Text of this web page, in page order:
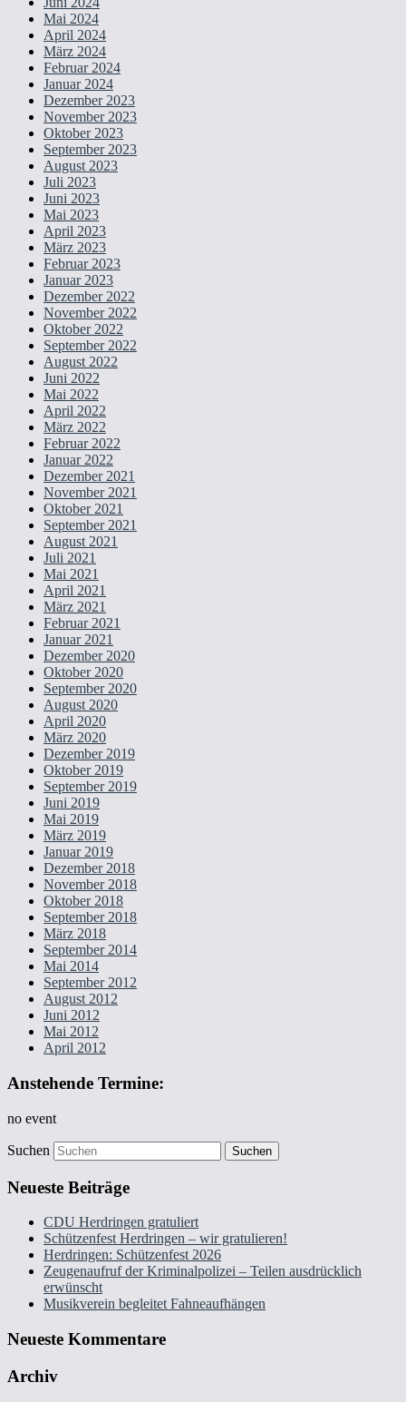
Mai 2024
April 2024
März 2024
Februar 2024
Januar 2024
Dezember 2023
November 2023
Oktober 2023
September 2023
August 2023
Juli 2023
Juni 2023
Mai 2023
April 2023
März 2023
Februar 2023
Januar 2023
Dezember 2022
November 2022
Oktober 2022
September 2022
August 2022
Juni 2022
Mai 2022
April 2022
März 2022
Februar 2022
Januar 2022
Dezember 2021
November 2021
Oktober 2021
September 2021
August 2021
Juli 2021
Mai 2021
April 2021
März 2021
Februar 2021
Januar 2021
Dezember 2020
Oktober 2020
September 2020
August 2020
April 2020
März 2020
Dezember 2019
Oktober 2019
September 2019
Juni 2019
Mai 2019
März 2019
Januar 2019
Dezember 2018
November 2018
Oktober 2018
September 2018
März 2018
September 2014
Mai 2014
September 2012
August 2012
Juni 2012
Mai 2012
April 2012
Anstehende Termine:
no event
Suchen
Neueste Beiträge
CDU Herdringen gratuliert
Schützenfest Herdringen – wir gratulieren!
Herdringen: Schützenfest 2026
Zeugenaufruf der Kriminalpolizei – Teilen ausdrücklich
erwünscht
Musikverein begleitet Fahneaufhängen
Neueste Kommentare
Archiv